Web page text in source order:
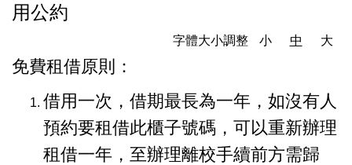
用公約
字體大小調整 小 中 大
免費租借原則：
借用一次，借期最長為一年，如沒有人
預約要租借此櫃子號碼，可以重新辦理
租借一年，至辦理離校手續前方需歸